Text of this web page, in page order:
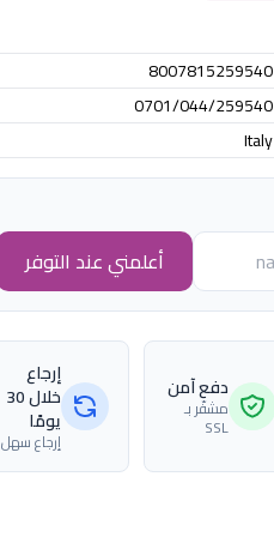
8007815259540
0701/044/259540
Italy
أعلمني عند التوفر
دفع آمن
مشفّر بـ
SSL
إرجاع
خلال 30
يومًا
إرجاع سهل